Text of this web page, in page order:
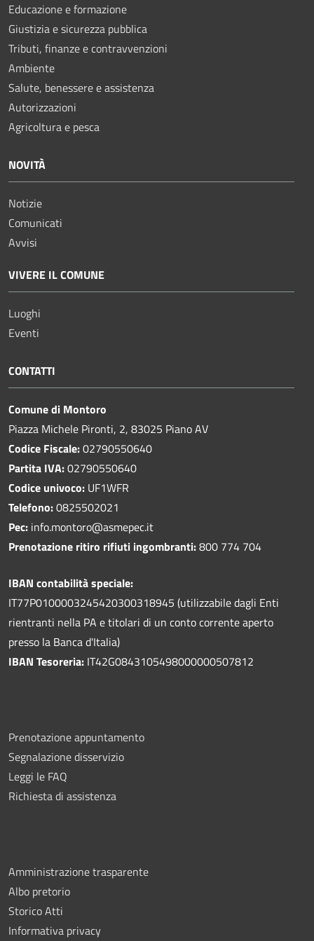
Educazione e formazione
Giustizia e sicurezza pubblica
Tributi, finanze e contravvenzioni
Ambiente
Salute, benessere e assistenza
Autorizzazioni
Agricoltura e pesca
NOVITÀ
Notizie
Comunicati
Avvisi
VIVERE IL COMUNE
Luoghi
Eventi
CONTATTI
Comune di Montoro
Piazza Michele Pironti, 2, 83025 Piano AV
Codice Fiscale:02790550640
Partita IVA:02790550640
Codice univoco: UF1WFR
Telefono:0825502021
Pec: info.montoro@asmepec.it
Prenotazione ritiro rifiuti ingombranti:800 774 704
IBAN contabilità speciale:
IT77P0100003245420300318945 (utilizzabile dagli Enti
rientranti nella PA e titolari di un conto corrente aperto
presso la Banca d'Italia)
IBAN Tesoreria: IT42G0843105498000000507812
Prenotazione appuntamento
Segnalazione disservizio
Leggi le FAQ
Richiesta di assistenza
Amministrazione trasparente
Albo pretorio
Storico Atti
Informativa privacy